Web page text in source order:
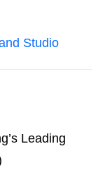
Studio
Leading